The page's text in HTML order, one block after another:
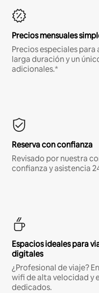
Precios mensuales
Precios especiales
larga duración y un
adicionales.*
Reserva con confianza
Revisado por nuestra
confianza y asistencia
Espacios ideales para
digitales
¿Profesional de viaje?
wifi de alta velocidad y
dedicados.